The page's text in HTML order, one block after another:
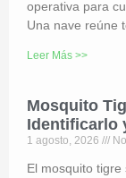
operativa para
Una nave reúne
Leer Más >>
Mosquito
Identificarlo
1 agosto, 2026
El mosquito